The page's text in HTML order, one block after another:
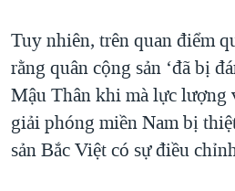
Tuy nhiên, trên quan điểm
rằng quân cộng sản ‘đã bị
Mậu Thân khi mà lực lượng
giải phóng miền Nam bị
sản Bắc Việt có sự điều